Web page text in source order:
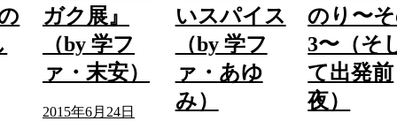
ガク展』
（by 学フ
ァ・末安）
2015年6月24日
いスパイス
（by 学フ
ァ・あゆ
み）
のり〜
3〜（そ
て出発前
夜）